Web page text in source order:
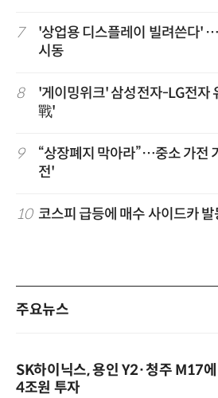
7
'상업용 디스플레이 빌려쓴다'
시동
8
'게이밍위크' 삼성전자-LG전자
戰'
9
“상장폐지 막아라”…중소 가전
전'
10 코스피 급등에 매수 사이드카 발
주요뉴스
SK하이닉스, 용인 Y2·청주 M17
4조원 투자